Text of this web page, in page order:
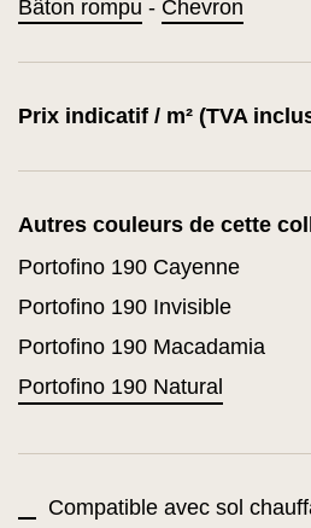
Bâton rompu - Chevron
Prix indicatif / m² (TVA
Autres couleurs de cette
Portofino 190 Cayenne
Portofino 190 Invisible
Portofino 190 Macadamia
Portofino 190 Natural
Compatible avec sol